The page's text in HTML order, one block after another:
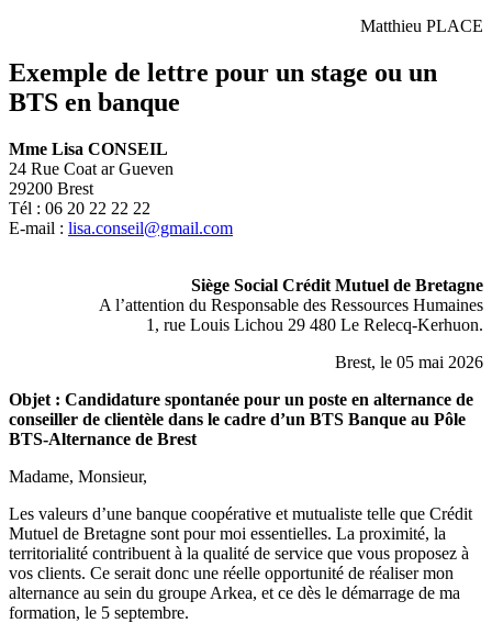
Matthieu PLACE
Exemple de lettre pour un stage ou un
BTS en banque
Mme Lisa CONSEIL
24 Rue Coat ar Gueven
29200 Brest
Tél : 06 20 22 22 22
E-mail : lisa.conseil@gmail.com
Siège Social Crédit Mutuel de Bretagne
A l’attention du Responsable des Ressources Humaines
1, rue Louis Lichou 29 480 Le Relecq-Kerhuon.
Brest, le 05 mai 2026
Objet : Candidature spontanée pour un poste en alternance de
conseiller de clientèle dans le cadre d’un BTS Banque au Pôle
BTS-Alternance de Brest
Madame, Monsieur,
Les valeurs d’une banque coopérative et mutualiste telle que Crédit
Mutuel de Bretagne sont pour moi essentielles. La proximité, la
territorialité contribuent à la qualité de service que vous proposez à
vos clients. Ce serait donc une réelle opportunité de réaliser mon
alternance au sein du groupe Arkea, et ce dès le démarrage de ma
formation, le 5 septembre.